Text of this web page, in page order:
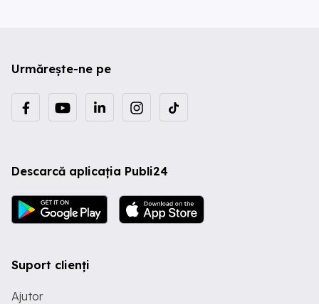
Urmărește-ne pe
Descarcă aplicația Publi24
Suport clienți
Ajutor